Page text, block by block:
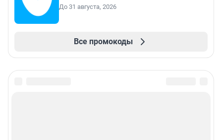
До 31 августа, 2026
Все промокоды